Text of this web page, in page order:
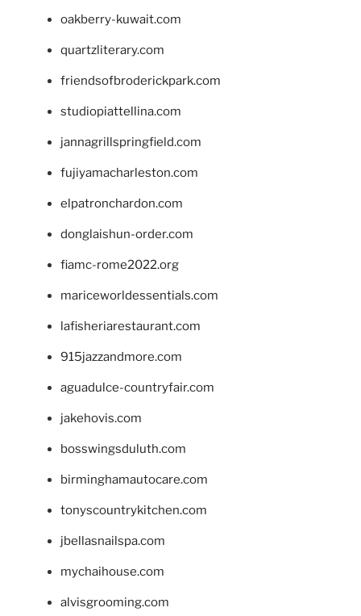
oakberry-kuwait.com
quartzliterary.com
friendsofbroderickpark.com
studiopiattellina.com
jannagrillspringfield.com
fujiyamacharleston.com
elpatronchardon.com
donglaishun-order.com
fiamc-rome2022.org
mariceworldessentials.com
lafisheriarestaurant.com
915jazzandmore.com
aguadulce-countryfair.com
jakehovis.com
bosswingsduluth.com
birminghamautocare.com
tonyscountrykitchen.com
jbellasnailspa.com
mychaihouse.com
alvisgrooming.com